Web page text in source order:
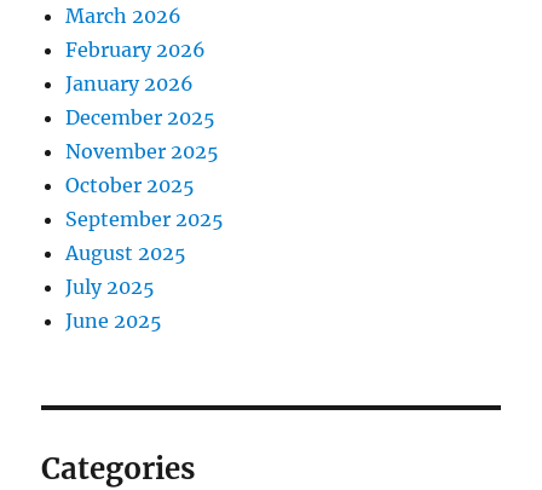
March 2026
February 2026
January 2026
December 2025
November 2025
October 2025
September 2025
August 2025
July 2025
June 2025
Categories